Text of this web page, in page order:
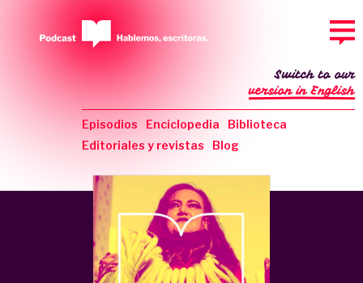
Episodios Enciclopedia
Biblioteca
Editoriales y revistas
Blog
Switch to our
version in English